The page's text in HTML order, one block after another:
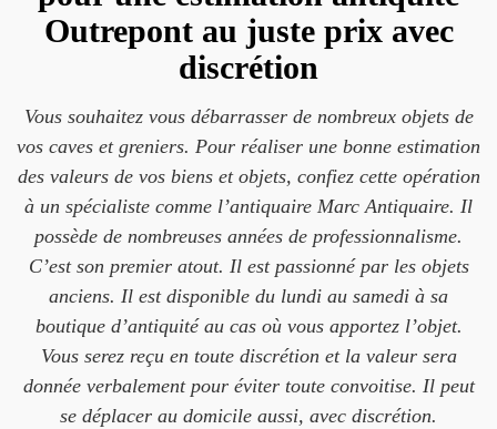
Outrepont au juste prix avec
discrétion
Vous souhaitez vous débarrasser de nombreux objets de
vos caves et greniers. Pour réaliser une bonne estimation
des valeurs de vos biens et objets, confiez cette opération
à un spécialiste comme l’antiquaire Marc Antiquaire. Il
possède de nombreuses années de professionnalisme.
C’est son premier atout. Il est passionné par les objets
anciens. Il est disponible du lundi au samedi à sa
boutique d’antiquité au cas où vous apportez l’objet.
Vous serez reçu en toute discrétion et la valeur sera
donnée verbalement pour éviter toute convoitise. Il peut
se déplacer au domicile aussi, avec discrétion.